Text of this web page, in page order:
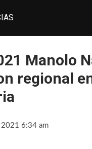
Manolo
regional
6:34 am